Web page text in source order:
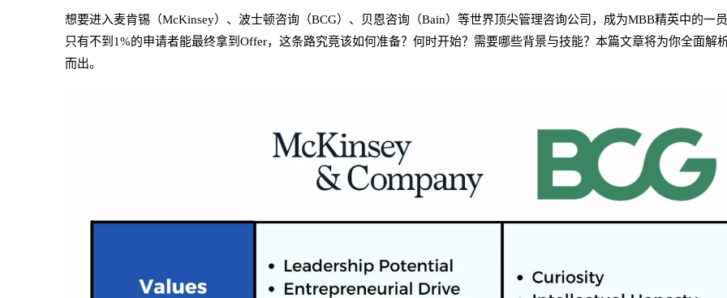
想要进入麦肯锡（McKinsey）、波士顿咨询（BCG）、贝恩咨询（Bain）等世界顶尖管理咨询公司，成为MBB精英中的一
只有不到1%的申请者能最终拿到Offer，这条路究竟该如何准备？何时开始？需要哪些背景与技能？本篇文章将为你全面
而出。